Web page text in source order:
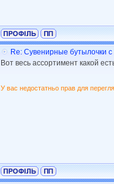
Re: Сувенирные бутылочки
Вот весь ассортимент какой
У вас недостатньо прав для